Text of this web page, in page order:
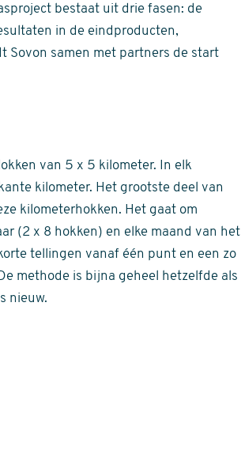
bestaat uit drie fasen: de
in de eindproducten,
Sovon samen met partners de start
van 5 x 5 kilometer. In elk
kilometer. Het grootste deel van
kilometerhokken. Het gaat om
(2 x 8 hokken) en elke maand van het
tellingen vanaf één punt en een zo
methode is bijna geheel hetzelfde als
nieuw.